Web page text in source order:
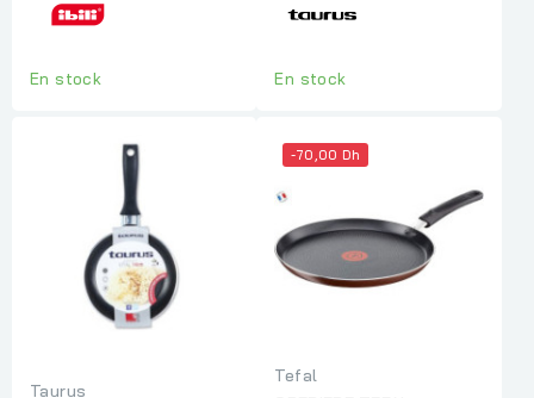
En stock En stock
Taurus
-70,00 Dh
Tefal